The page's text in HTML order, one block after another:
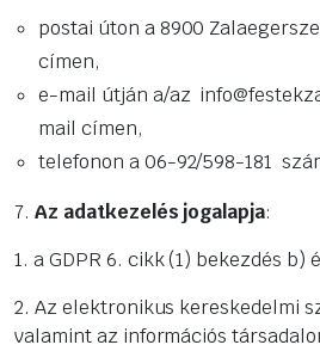
postai úton a 8900
címen,
e-mail útján a/az
mail címen,
telefonon a 06-92/598-181
7. Az adatkezelés jogalapja:
1. a GDPR 6. cikk (1) bekezdés b)
2. Az elektronikus kereskedelmi
valamint az információs